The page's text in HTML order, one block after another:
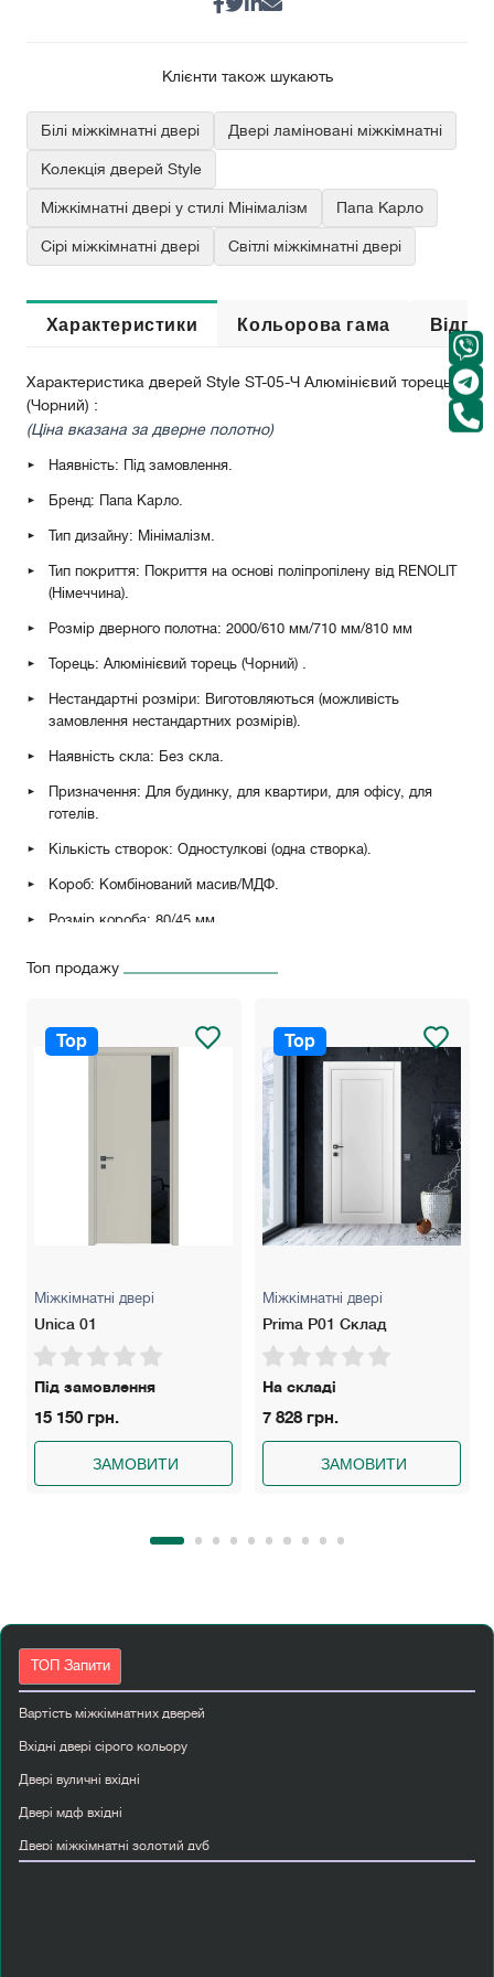
Клієнти також шукають
Білі міжкімнатні двері Двері ламіновані міжкімнатні
Колекція дверей Style
Міжкімнатні двері у стилі Мінімалізм Папа Карло
Сірі міжкімнатні двері Світлі міжкімнатні двері
Характеристики Кольорова гама
Характеристика дверей Style ST-05-Ч Алюмінієвий торець
(Чорний) :
(Ціна вказана за дверне полотно)
Наявність: Під замовлення.
Бренд: Папа Карло.
Тип дизайну: Мінімалізм.
Тип покриття: Покриття на основі поліпропілену від RENOLIT
(Німеччина).
Розмір дверного полотна: 2000/610 мм/710 мм/810 мм
Торець: Алюмінієвий торець (Чорний)
Нестандартні розміри: Виготовляються (можливість
замовлення нестандартних розмірів).
Наявність скла: Без скла.
Призначення: Для будинку, для квартири, для офісу, для
готелів.
Кількість створок: Одностулкові (одна створка).
Короб: Комбінований масив/МДФ.
Розмір короба: 80/45 мм.
петлі накладні AL143Q (Матовий хром, білий, чорний).
чи чорний) має магнітний "язичок" для легкого закривання.
Розширювач: 100 мм — для стін товщиною до 160 мм, 200
мм — для стін товщиною до 260 мм.
Колір: Білий матовий, білий ясен, сірий світлий/темний, дуб
Гарантія: 5 років
Топ продажу
Top
Міжкімнатні двері
Unica 01
Під замовлення
15 150 грн.
ЗАМОВИТИ
Top
Міжкімнатні двері
Prima P01 Склад
На складі
7 828 грн.
ЗАМОВИТИ
ТОП Запити
Вартість міжкімнатних дверей
Вхідні двері сірого кольору
Двері вуличні вхідні
Двері мдф вхідні
Двері міжкімнатні золотий дуб